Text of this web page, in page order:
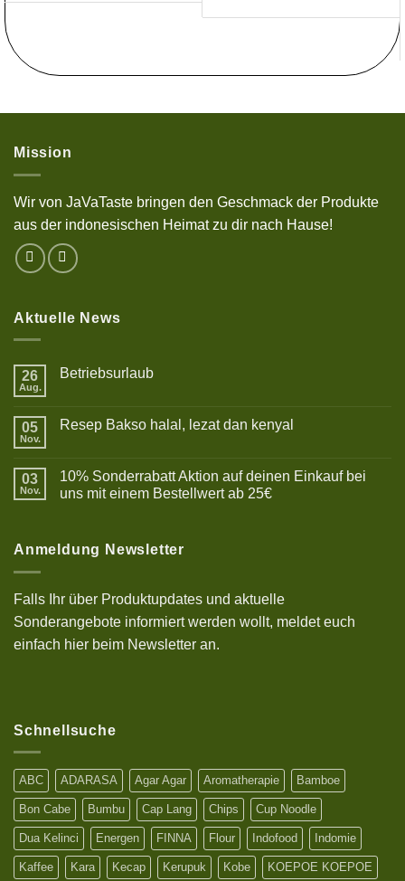
Mission
Wir von JaVaTaste bringen den Geschmack der Produkte
aus der indonesischen Heimat zu dir nach Hause!
Aktuelle News
26
Aug.
Betriebsurlaub
Betriebsurlaub
05
Nov.
Resep Bakso halal, lezat dan kenyal
Resep
Bakso
halal,
03
Nov.
10% Sonderrabatt Aktion auf deinen Einkauf bei
uns mit einem Bestellwert ab 25€
10%
Sonderrabatt
deinen
Einkauf
bei
uns
mit
einem
Anmeldung Newsletter
Falls Ihr über Produktupdates und aktuelle
Sonderangebote informiert werden wollt, meldet euch
einfach hier beim Newsletter an.
Schnellsuche
ABC ADARASA Agar Agar Aromatherapie Bamboe
Bon Cabe Bumbu Cap Lang Chips Cup Noodle
Dua Kelinci Energen FINNA Flour Indofood Indomie
Kaffee Kara Kecap Kerupuk Kobe KOEPOE KOEPOE